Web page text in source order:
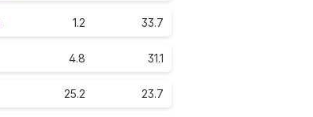
1.2 33.7
4.8 31.1
25.2 23.7